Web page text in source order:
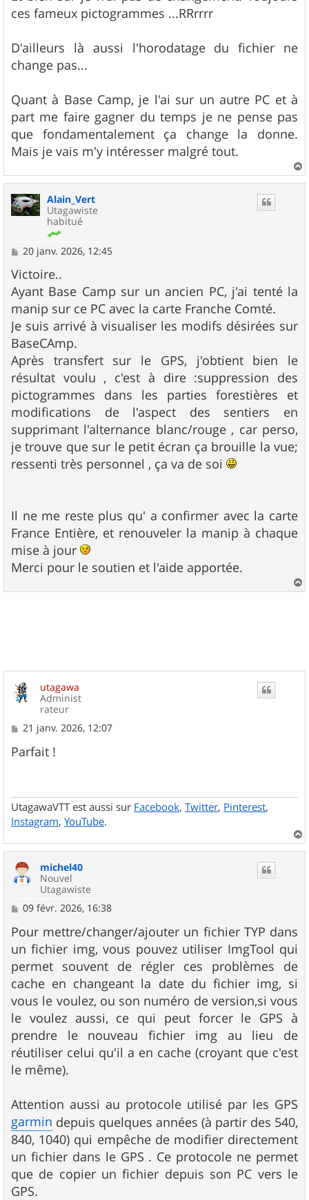
ces fameux pictogrammes ...RRrrrr
D'ailleurs là aussi l'horodatage du fichier ne
change pas...
Quant à Base Camp, je l'ai sur un autre PC et à
part me faire gagner du temps je ne pense pas
que fondamentalement ça change la donne.
Mais je vais m'y intéresser malgré tout.
a
Alain_Vert
Utagawiste
habitué
M
s
s
a
g
e
20 janv. 2026, 12:45
Victoire..
Ayant Base Camp sur un ancien PC, j'ai tenté la
manip sur ce PC avec la carte Franche Comté.
Je suis arrivé à visualiser les modifs désirées sur
BaseCAmp.
Après transfert sur le GPS, j'obtient bien le
résultat voulu , c'est à dire :suppression des
pictogrammes dans les parties forestières et
modifications de l'aspect des sentiers en
supprimant l'alternance blanc/rouge , car perso,
je trouve que sur le petit écran ça brouille la vue;
ressenti très personnel , ça va de soi
Il ne me reste plus qu' a confirmer avec la carte
France Entière, et renouveler la manip à chaque
mise à jour
Merci pour le soutien et l'aide apportée.
a
utagawa
Administ
rateur
M
s
s
21 janv. 2026, 12:07
Parfait !
UtagawaVTT est aussi sur Facebook, Twitter, Pinterest,
Instagram, YouTube.
a
michel40
Nouvel
Utagawiste
M
s
s
a
g
e
09 févr. 2026, 16:38
Pour mettre/changer/ajouter un fichier TYP dans
un fichier img, vous pouvez utiliser ImgTool qui
permet souvent de régler ces problèmes de
cache en changeant la date du fichier img, si
vous le voulez, ou son numéro de version,si vous
le voulez aussi, ce qui peut forcer le GPS à
prendre le nouveau fichier img au lieu de
réutiliser celui qu'il a en cache (croyant que c'est
le même).
Attention aussi au protocole utilisé par les GPS
garmin depuis quelques années (à partir des 540,
840, 1040) qui empêche de modifier directement
un fichier dans le GPS . Ce protocole ne permet
que de copier un fichier depuis son PC vers le
GPS.